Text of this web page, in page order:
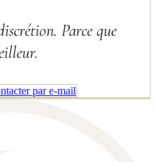
Parce que
par e-mail